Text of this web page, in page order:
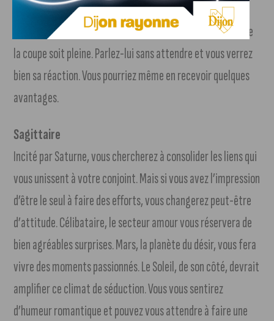
Si votre salaire vous paraît dérisoire, ou si vous avez
quelques rancunes envers votre patron, n’attendez pas que
la coupe soit pleine. Parlez-lui sans attendre et vous verrez
bien sa réaction. Vous pourriez même en recevoir quelques
avantages.
Sagittaire
Incité par Saturne, vous chercherez à consolider les liens qui
vous unissent à votre conjoint. Mais si vous avez l’impression
d’être le seul à faire des efforts, vous changerez peut-être
d’attitude. Célibataire, le secteur amour vous réservera de
bien agréables surprises. Mars, la planète du désir, vous fera
vivre des moments passionnés. Le Soleil, de son côté, devrait
amplifier ce climat de séduction. Vous vous sentirez
d’humeur romantique et pouvez vous attendre à faire une